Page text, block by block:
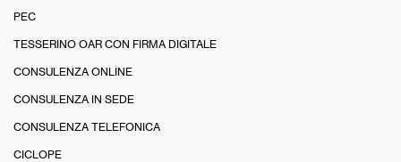
PEC
TESSERINO OAR CON FIRMA DIGITALE
CONSULENZA ONLINE
CONSULENZA IN SEDE
CONSULENZA TELEFONICA
CICLOPE